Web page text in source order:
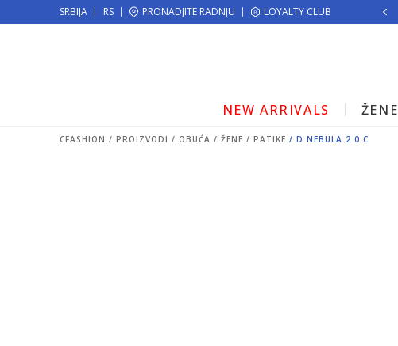
SRBIJA RS PRONADJITE RADNJU LOYALTY CLUB
MOGUĆNOST ISPORUKE ZA 24H!
NEW ARRIVALS ŽENE
CFASHION PROIZVODI OBUĆA ŽENE PATIKE D NEBULA 2.0 C